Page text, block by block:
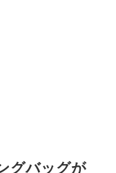
グバッグが